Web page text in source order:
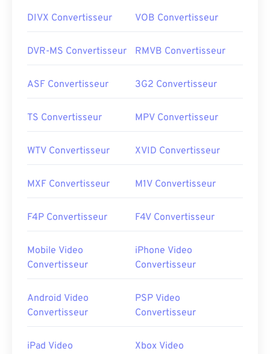
DIVX Convertisseur VOB Convertisseur
DVR-MS Convertisseur RMVB Convertisseur
ASF Convertisseur 3G2 Convertisseur
TS Convertisseur MPV Convertisseur
WTV Convertisseur XVID Convertisseur
MXF Convertisseur M1V Convertisseur
F4P Convertisseur F4V Convertisseur
Mobile Video
Convertisseur
iPhone Video
Convertisseur
Android Video
Convertisseur
PSP Video
Convertisseur
iPad Video
Xbox Video